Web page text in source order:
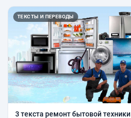
ТЕКСТЫ И ПЕРЕВОДЫ
3 текста ремонт бытовой техники